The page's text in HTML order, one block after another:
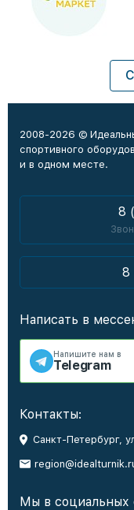
2008-2026 ©
спортивного
и в одном месте.
8
8
Написать в
Напишите нам в
Telegram
Контакты:
Санкт-Петербург,
Мы в социальных